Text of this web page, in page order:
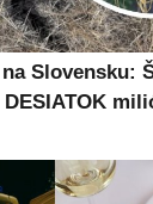
Slovensku: